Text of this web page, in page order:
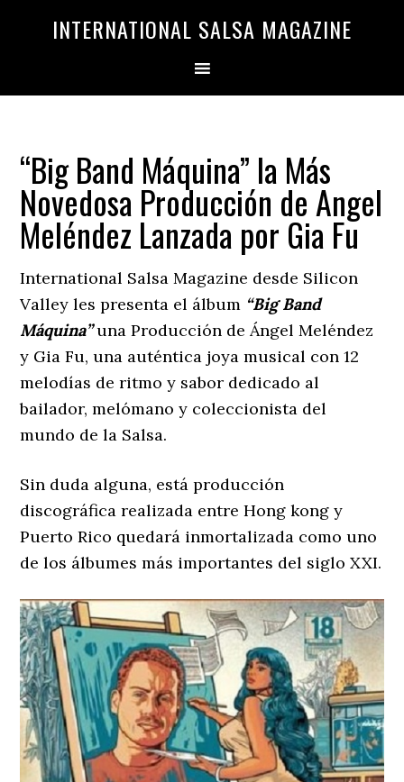
INTERNATIONAL SALSA MAGAZINE
“Big Band Máquina” la Más
Novedosa Producción de Angel
Meléndez Lanzada por Gia Fu
International Salsa Magazine desde Silicon
Valley les presenta el álbum “Big Band
Máquina”una Producción de Ángel Meléndez
y Gia Fu, una auténtica joya musical con 12
melodías de ritmo y sabor dedicado al
bailador, melómano y coleccionista del
mundo de la Salsa.
Sin duda alguna, está producción
discográfica realizada entre Hong kong y
Puerto Rico quedará inmortalizada como uno
de los álbumes más importantes del siglo XXI.